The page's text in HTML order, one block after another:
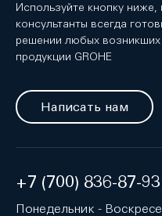
Используйте кнопку
консультанты всегда
решении любых
продукции GROHE
Написать нам
+7 (700) 836-87-93
Понедельник -